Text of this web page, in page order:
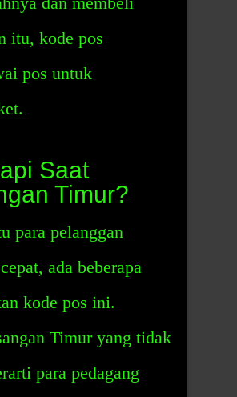
itu, kode pos
pos untuk
Saat
Timur?
para pelanggan
ada beberapa
kode pos ini.
Timur yang tidak
para pedagang